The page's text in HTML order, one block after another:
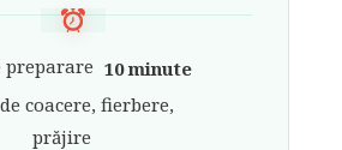
preparare 10 minute
coacere, fierbere,
prăjire